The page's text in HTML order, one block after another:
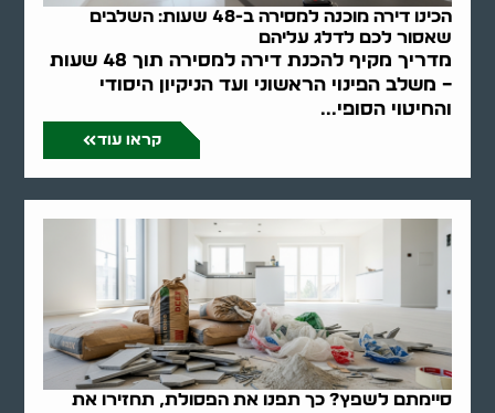
הכינו דירה מוכנה למסירה ב-48 שעות: השלבים
שאסור לכם לדלג עליהם
מדריך מקיף להכנת דירה למסירה תוך 48 שעות
– משלב הפינוי הראשוני ועד הניקיון היסודי
והחיטוי הסופי...
קראו עוד
סיימתם לשפץ? כך תפנו את הפסולת, תחזירו את